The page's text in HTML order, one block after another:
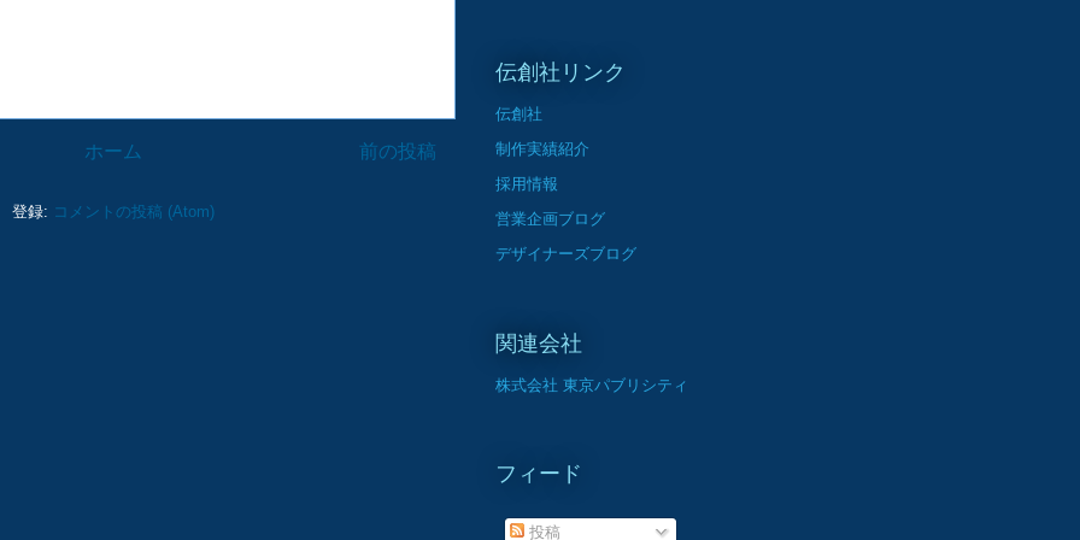
前の投稿
ホーム
登録: コメントの投稿 (Atom)
伝創社リンク
伝創社
制作実績紹介
採用情報
営業企画ブログ
デザイナーズブログ
関連会社
株式会社 東京パブリシティ
フィード
投稿